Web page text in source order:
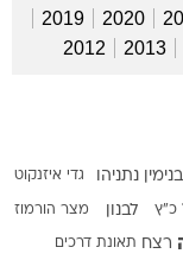
2020
2019
2013
2012
בנימין נתניהו גדי איזנקוט
כ"ץ לבנון מצר הורמוז
רצח תאונת דרכים